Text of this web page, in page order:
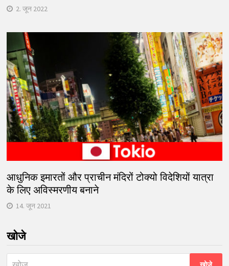
2. जून 2022
आधुनिक इमारतों और प्राचीन मंदिरों टोक्यो विदेशियों यात्रा
के लिए अविस्मरणीय बनाने
14. जून 2021
खोजे
निम्न